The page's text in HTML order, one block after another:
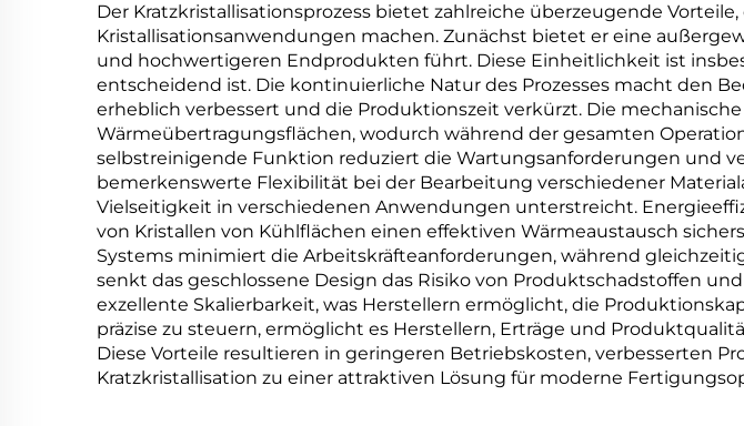
AbwasserrecyclingmaschineVakuummantel-
Kristallizer
Der Kratzkristallisationsprozess bietet zahlreiche überzeugende
Kristallisationsanwendungen machen. Zunächst bietet er eine
und hochwertigeren Endprodukten führt. Diese Einheitlichkeit ist
entscheidend ist. Die kontinuierliche Natur des Prozesses macht den
erheblich verbessert und die Produktionszeit verkürzt. Die
Wärmeübertragungsflächen, wodurch während der gesamten
selbstreinigende Funktion reduziert die Wartungsanforderungen und
bemerkenswerte Flexibilität bei der Bearbeitung verschiedener
Vielseitigkeit in verschiedenen Anwendungen unterstreicht.
von Kristallen von Kühlflächen einen effektiven Wärmeaustausch
Systems minimiert die Arbeitskräfteanforderungen, während
senkt das geschlossene Design das Risiko von Produktschadstoffen
exzellente Skalierbarkeit, was Herstellern ermöglicht, die
präzise zu steuern, ermöglicht es Herstellern, Erträge und
Diese Vorteile resultieren in geringeren Betriebskosten, verbesserten
Kratzkristallisation zu einer attraktiven Lösung für moderne